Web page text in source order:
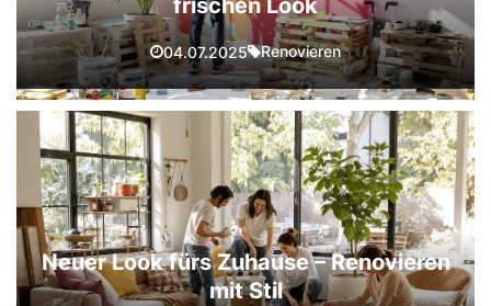
frischen Look
04.07.2025 Renovieren
Neuer Look fürs Zuhause – Renovieren
mit Stil